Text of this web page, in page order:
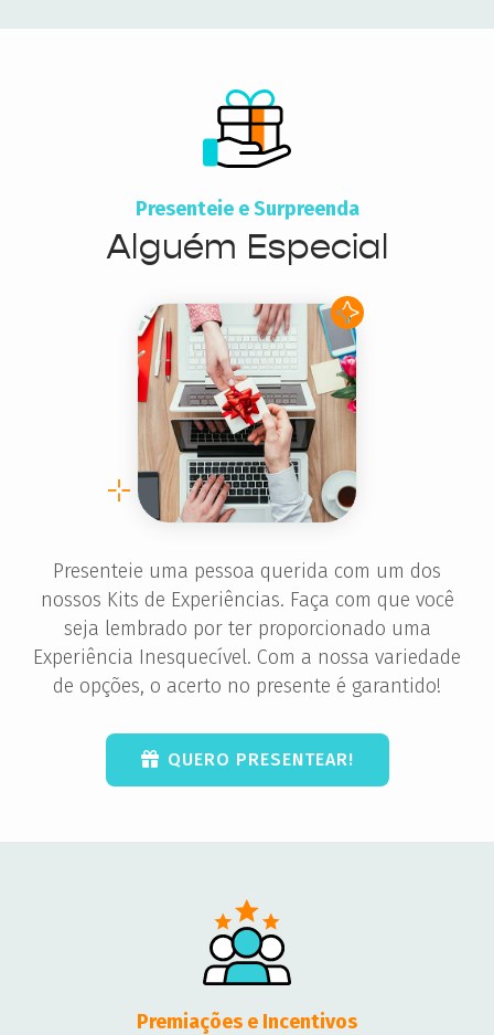
Presenteie e Surpreenda
Alguém Especial
Presenteie uma pessoa querida com um dos
nossos Kits de Experiências. Faça com que você
seja lembrado por ter proporcionado uma
Experiência Inesquecível. Com a nossa variedade
de opções, o acerto no presente é garantido!
QUERO PRESENTEAR!
Premiações e Incentivos